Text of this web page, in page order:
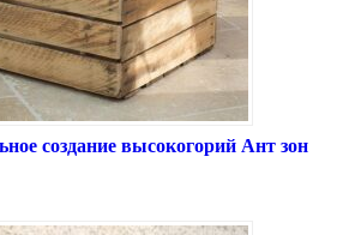
создание высокогорий Ант зон